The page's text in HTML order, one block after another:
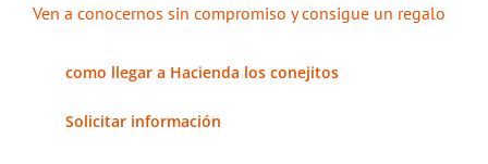
Ven a conocernos sin compromiso y consigue un regalo
como llegar a Hacienda los conejitos
Solicitar información